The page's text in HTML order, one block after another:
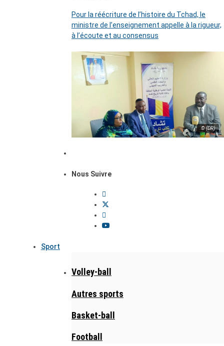
Pour la réécriture de l’histoire du Tchad, le
ministre de l’enseignement appelle à la rigueur,
à l’écoute et au consensus
© (DR)
Nous Suivre
Sport
Volley-ball
Autres sports
Basket-ball
Football